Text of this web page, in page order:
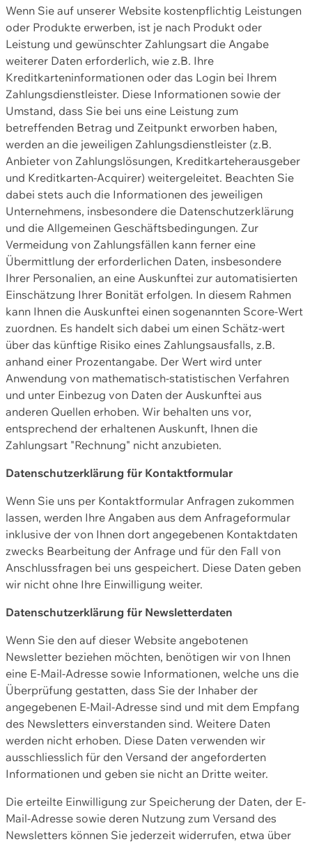
Wenn Sie auf unserer Website kostenpflichtig Leistungen
oder Produkte erwerben, ist je nach Produkt oder
Leistung und gewünschter Zahlungsart die Angabe
weiterer Daten erforderlich, wie z.B. Ihre
Kreditkarteninformationen oder das Login bei Ihrem
Zahlungsdienstleister. Diese Informationen sowie der
Umstand, dass Sie bei uns eine Leistung zum
betreffenden Betrag und Zeitpunkt erworben haben,
werden an die jeweiligen Zahlungsdienstleister (z.B.
Anbieter von Zahlungslösungen, Kreditkarteherausgeber
und Kreditkarten-Acquirer) weitergeleitet. Beachten Sie
dabei stets auch die Informationen des jeweiligen
Unternehmens, insbesondere die Datenschutzerklärung
und die Allgemeinen Geschäftsbedingungen. Zur
Vermeidung von Zahlungsfällen kann ferner eine
Übermittlung der erforderlichen Daten, insbesondere
Ihrer Personalien, an eine Auskunftei zur automatisierten
Einschätzung Ihrer Bonität erfolgen. In diesem Rahmen
kann Ihnen die Auskunftei einen sogenannten Score-Wert
zuordnen. Es handelt sich dabei um einen Schätz-wert
über das künftige Risiko eines Zahlungsausfalls, z.B.
anhand einer Prozentangabe. Der Wert wird unter
Anwendung von mathematisch-statistischen Verfahren
und unter Einbezug von Daten der Auskunftei aus
anderen Quellen erhoben. Wir behalten uns vor,
entsprechend der erhaltenen Auskunft, Ihnen die
Zahlungsart "Rechnung" nicht anzubieten.
Datenschutzerklärung für Kontaktformular
Wenn Sie uns per Kontaktformular Anfragen zukommen
lassen, werden Ihre Angaben aus dem Anfrageformular
inklusive der von Ihnen dort angegebenen Kontaktdaten
zwecks Bearbeitung der Anfrage und für den Fall von
Anschlussfragen bei uns gespeichert. Diese Daten geben
wir nicht ohne Ihre Einwilligung weiter.
Datenschutzerklärung für Newsletterdaten
Wenn Sie den auf dieser Website angebotenen
Newsletter beziehen möchten, benötigen wir von Ihnen
eine E-Mail-Adresse sowie Informationen, welche uns die
Überprüfung gestatten, dass Sie der Inhaber der
angegebenen E-Mail-Adresse sind und mit dem Empfang
des Newsletters einverstanden sind. Weitere Daten
werden nicht erhoben. Diese Daten verwenden wir
ausschliesslich für den Versand der angeforderten
Informationen und geben sie nicht an Dritte weiter.
Die erteilte Einwilligung zur Speicherung der Daten, der E-
Mail-Adresse sowie deren Nutzung zum Versand des
Newsletters können Sie jederzeit widerrufen, etwa über